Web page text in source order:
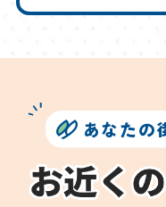
あなたの